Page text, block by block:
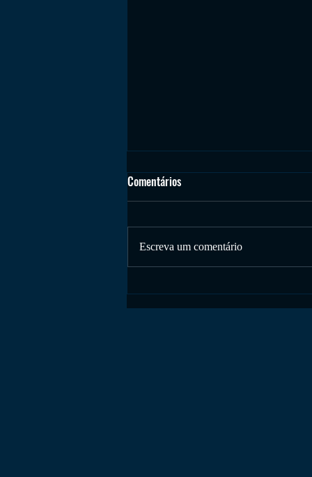
oLÁ
Um Sucesso
Comentários
Escreva um comentário